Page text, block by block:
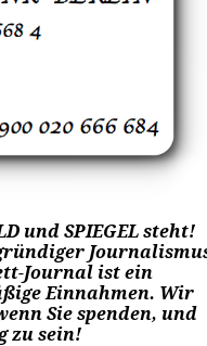
und SPIEGEL steht!
Journal ist ein
Einnahmen. Wir
Sie spenden, und
zu sein!